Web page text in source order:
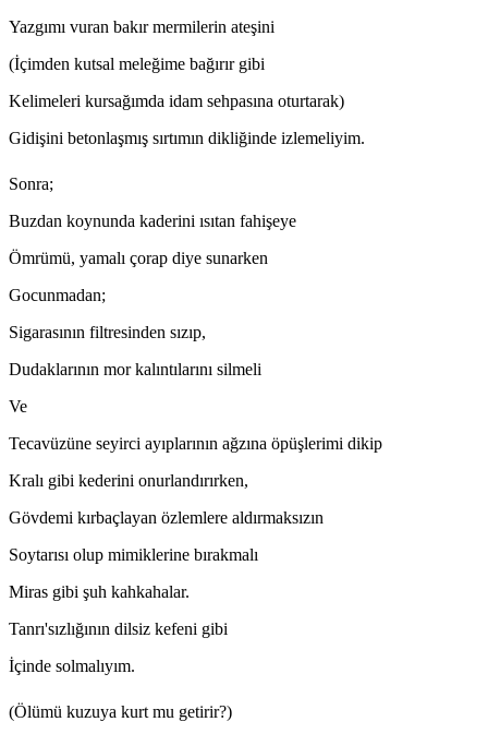
Yazgımı vuran bakır mermilerin ateşini
(İçimden kutsal meleğime bağırır gibi
Kelimeleri kursağımda idam sehpasına oturtarak)
Gidişini betonlaşmış sırtımın dikliğinde izlemeliyim.
Sonra;
Buzdan koynunda kaderini ısıtan fahişeye
Ömrümü, yamalı çorap diye sunarken
Gocunmadan;
Sigarasının filtresinden sızıp,
Dudaklarının mor kalıntılarını silmeli
Ve
Tecavüzüne seyirci ayıplarının ağzına öpüşlerimi dikip
Kralı gibi kederini onurlandırırken,
Gövdemi kırbaçlayan özlemlere aldırmaksızın
Soytarısı olup mimiklerine bırakmalı
Miras gibi şuh kahkahalar.
Tanrı'sızlığının dilsiz kefeni gibi
İçinde solmalıyım.
(Ölümü kuzuya kurt mu getirir?)